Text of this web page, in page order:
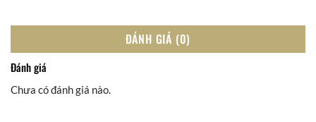
ĐÁNH GIÁ (0)
Đánh giá
Chưa có đánh giá nào.